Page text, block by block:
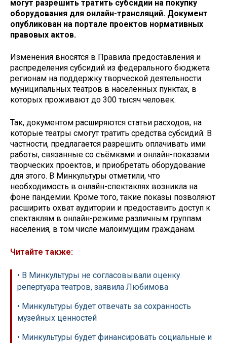
могут разрешить тратить субсидии на покупку
оборудования для онлайн-трансляций. Документ
опубликован на портале проектов нормативных
правовых актов.
Изменения вносятся в Правила предоставления и
распределения субсидий из федерального бюджета
регионам на поддержку творческой деятельности
муниципальных театров в населённых пунктах, в
которых проживают до 300 тысяч человек.
Так, документом расширяются статьи расходов, на
которые театры смогут тратить средства субсидий. В
частности, предлагается разрешить оплачивать ими
работы, связанные со съёмками и онлайн-показами
творческих проектов, и приобретать оборудование
для этого. В Минкультуры отметили, что
необходимость в онлайн-спектаклях возникла на
фоне пандемии. Кроме того, такие показы позволяют
расширить охват аудитории и предоставить доступ к
спектаклям в онлайн-режиме различным группам
населения, в том числе малоимущим гражданам.
Читайте также:
• В Минкультуры не согласовывали оценку
репертуара театров, заявила Любимова
• Минкультуры будет отвечать за сохранность
музейных ценностей
• Минкультуры будет финансировать социальные и